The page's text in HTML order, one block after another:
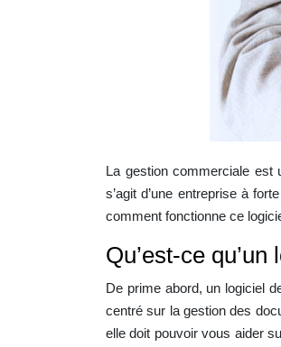
La gestion commerciale est
s’agit d’une entreprise à
comment fonctionne ce
Qu’est-ce
De prime abord, un logiciel
centré sur la gestion des
elle doit pouvoir vous aider